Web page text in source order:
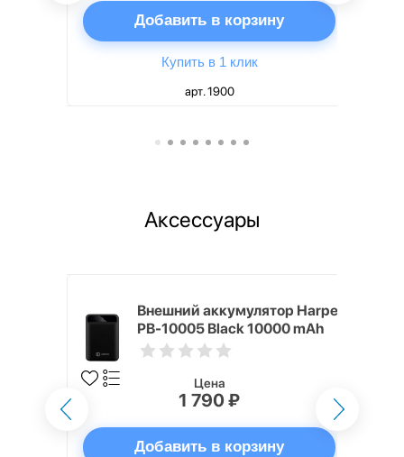
Добавить в корзину
Купить в 1 клик
арт. 1900
Аксессуары
Внешний аккумулятор Harper
PB-10005 Black 10000 mAh
Цена
1 790 ₽
Добавить в корзину